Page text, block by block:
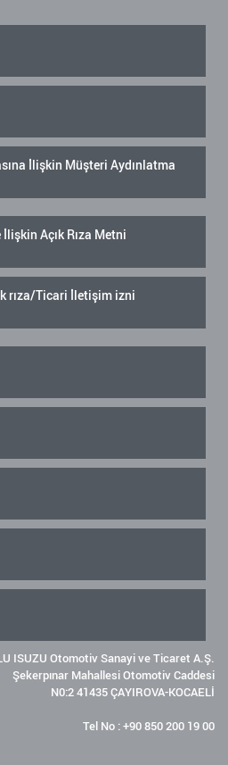
İlişkin Müşteri Aydınlatma
Açık Rıza Metni
rıza/Ticari İletişim izni
ISUZU Otomotiv Sanayi ve Ticaret A.Ş.
Şekerpınar Mahallesi Otomotiv Caddesi
N0:2 41435 ÇAYIROVA-KOCAELİ
Tel No : +90 850 200 19 00